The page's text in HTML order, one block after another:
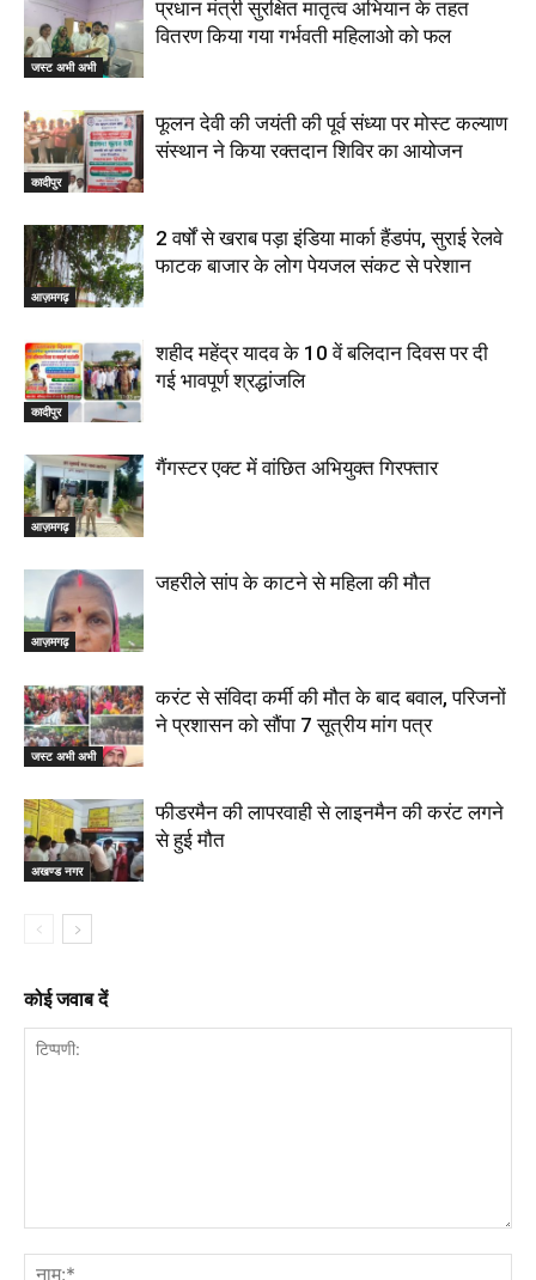
जस्ट अभी अभी
प्रधान मंत्री सुरक्षित मातृत्व अभियान के तहत
वितरण किया गया गर्भवती महिलाओ को फल
कादीपुर
फूलन देवी की जयंती की पूर्व संध्या पर मोस्ट कल्याण
संस्थान ने किया रक्तदान शिविर का आयोजन
आज़मगढ़
2 वर्षों से खराब पड़ा इंडिया मार्का हैंडपंप, सुराई रेलवे
फाटक बाजार के लोग पेयजल संकट से परेशान
कादीपुर
शहीद महेंद्र यादव के 10 वें बलिदान दिवस पर दी
गई भावपूर्ण श्रद्धांजलि
आज़मगढ़
गैंगस्टर एक्ट में वांछित अभियुक्त गिरफ्तार
आज़मगढ़
जहरीले सांप के काटने से महिला की मौत
जस्ट अभी अभी
करंट से संविदा कर्मी की मौत के बाद बवाल, परिजनों
ने प्रशासन को सौंपा 7 सूत्रीय मांग पत्र
अखण्ड नगर
फीडरमैन की लापरवाही से लाइनमैन की करंट लगने
से हुई मौत
कोई जवाब दें